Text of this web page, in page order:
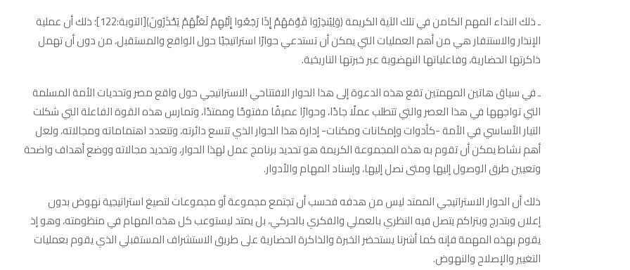
ـ ذلك النداء المهم الكامن في تلك الآية الكريمة ﴿وَلِيُنذِرُوا قَوْمَهُمْ إِذَا رَجَعُوا إِلَيْهِمْ لَعَلَّهُمْ يَحْذَرُونَ﴾[التوبة:122]؛ ذلك أن عملية
الإنذار والاستنفار هي من أهم العمليات التي يمكن أن تستدعي حوارًا استراتيجيًا حول الواقع والمستقبل، من دون أن تهمل
ذاكرتها الحضارية، وفاعلياتها النهضوية عبر خبرتها التاريخية.
ـ في سياق هاتين المهمتين تقع هذه الدعوة إلى هذا الحوار الافتتاحي الاستراتيجي حول واقع مصر وتحديات الأمة المسلمة
التي تواجهها في هذا العصر والتي تتطلب عملًا جادًا، وحوارًا عميقًا مفتوحًا وممتدًا، وتمارس هذه القوة الفاعلة التي شكلت
التيار الأساسي في الأمة -كأدوات وإمكانات ومكنات- إدارة هذا الحوار الذي تتسع دائرته، وتتعدد اهتماماته ومجالاته، ولعل
أهم نشاط يمكن أن تقوم به هذه المجموعة الكريمة هو تحديد برنامج عمل لهذا الحوار، وتحديد مجالاته ووضع أهداف واضحة
وتعيين طرق الوصول إليها ومتى نصل إليها، وإسناد المهام والأدوار.
ذلك أن الحوار الاستراتيجي الممتد ليس من هدفه فحسب أن تجتمع مجموعة أو مجموعات لتصيغ استراتيجية نهوض بدون
إعلان وبتدرج وبتراكم يتصل فيه النظري بالعملي والفكري بالحركي، بل يمتد ليستوعب كل هذه المهام في منظومته، وهو إذ
يقوم بهذه المهمة فإنه كما أشرنا يستحضر الخبرة والذاكرة الحضارية على طريق الاستشراف المستقبلي الذي يقوم بعمليات
التغيير والإصلاح والنهوض.